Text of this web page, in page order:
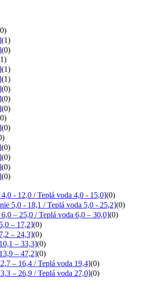
0)
(1)
(0)
1)
(1)
(1)
(0)
(0)
(0)
0)
(0)
)
(0)
(0)
(0)
(0)
- 12,0 / Teplá voda 4,0 - 15,0](0)
5,0 - 18,1 / Teplá voda 5,0 - 25,2](0)
– 25,0 / Teplá voda 6,0 – 30,0](0)
– 17,2](0)
– 24,3](0)
– 33,3](0)
– 47,2](0)
– 16,4 / Teplá voda 19,4](0)
– 26,9 / Teplá voda 27,0](0)